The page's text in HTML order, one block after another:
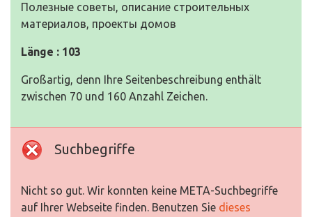
Полезные советы, описание строительных
материалов, проекты домов
Länge : 103
Großartig, denn Ihre Seitenbeschreibung enthält
zwischen 70 und 160 Anzahl Zeichen.
Suchbegriffe
Nicht so gut. Wir konnten keine META-Suchbegriffe
auf Ihrer Webseite finden. Benutzen Sie dieses